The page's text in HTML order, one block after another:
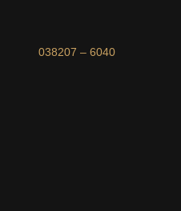
038207 – 6040